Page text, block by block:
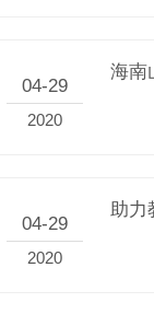
04-29
2020
海南
04-29
2020
助力